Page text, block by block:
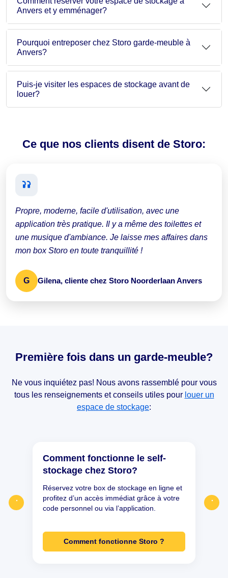
Anvers et y emménager?
Pourquoi entreposer chez Storo garde-meuble à
Anvers?
Puis-je visiter les espaces de stockage avant de
louer?
Ce que nos clients disent de Storo:
Propre, moderne, facile d'utilisation, avec une
application très pratique. Il y a même des toilettes et
une musique d'ambiance. Je laisse mes affaires dans
mon box Storo en toute tranquillité !
G Gilena, cliente chez Storo Noorderlaan Anvers
Première fois dans un garde-meuble?
Ne vous inquiétez pas! Nous avons rassemblé pour vous
tous les renseignements et conseils utiles pour louer un
espace de stockage:
Comment fonctionne le self-
stockage chez Storo?
Réservez votre box de stockage en ligne et
profitez d’un accès immédiat grâce à votre
code personnel ou via l’application.
Comment fonctionne Storo ?